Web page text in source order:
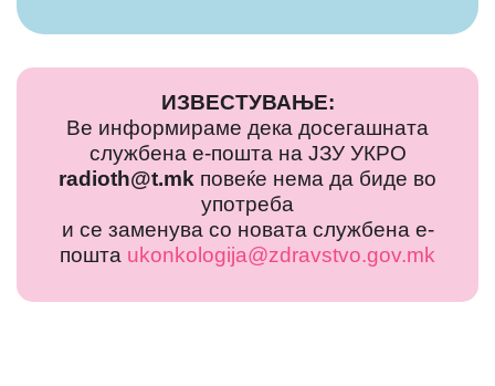
ИЗВЕСТУВАЊЕ:
Ве информираме дека досегашната
службена е-пошта на ЈЗУ УКРО
radioth@t.mk повеќе нема да биде во
употреба
и се заменува со новата службена е-
пошта ukonkologija@zdravstvo.gov.mk